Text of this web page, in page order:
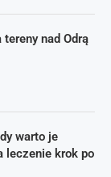
nad Odrą
warto je
leczenie krok po